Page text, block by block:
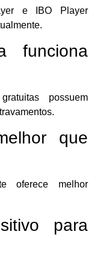
e IBO Player
funciona
possuem
que
oferece melhor
para